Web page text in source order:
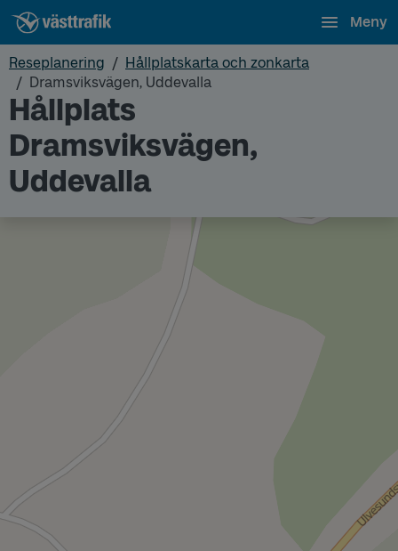
Meny
Reseplanering
Hållplatskarta och zonkarta
Dramsviksvägen, Uddevalla
Hållplats
Dramsviksvägen,
Uddevalla